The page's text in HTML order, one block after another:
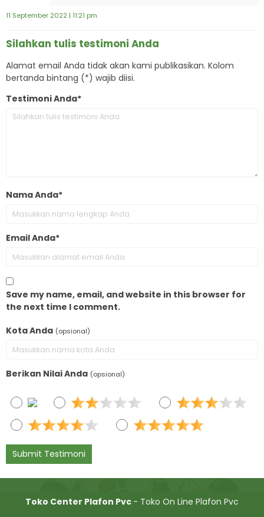
11 September 2022 | 11:21 pm
Silahkan tulis testimoni Anda
Alamat email Anda tidak akan kami publikasikan. Kolom
bertanda bintang (*) wajib diisi.
Testimoni Anda*
Nama Anda*
Email Anda*
Save my name, email, and website in this browser for
the next time I comment.
Kota Anda (opsional)
Berikan Nilai Anda (opsional)
Toko Center Plafon Pvc - Toko On Line Plafon Pvc